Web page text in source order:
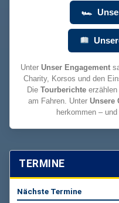
TERMINE
Nächste Termine
🏎
Unter Unser Engagement
Charity, Korsos und den
Die Tourberichteerzählen
am Fahren. Unter Unsere
herkommen –